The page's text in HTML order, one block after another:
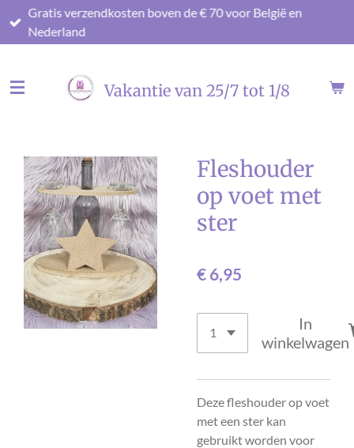
Ga
direct
hoofdinhoud
Gratis verzendkosten boven de € 70 voor België en
Nederland
Vakantie van 25/7 tot 1/8
Fleshouder
op voet met
ster
€ 6,95
In
winkelwagen
Deze fleshouder op voet
met een ster kan
gebruikt worden voor